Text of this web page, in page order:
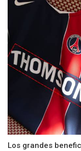
Los grandes